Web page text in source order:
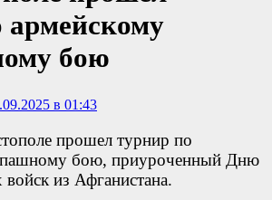
армейскому
бою
в 01:43
прошел турнир по
бою, приуроченный Дню
войск из Афганистана.